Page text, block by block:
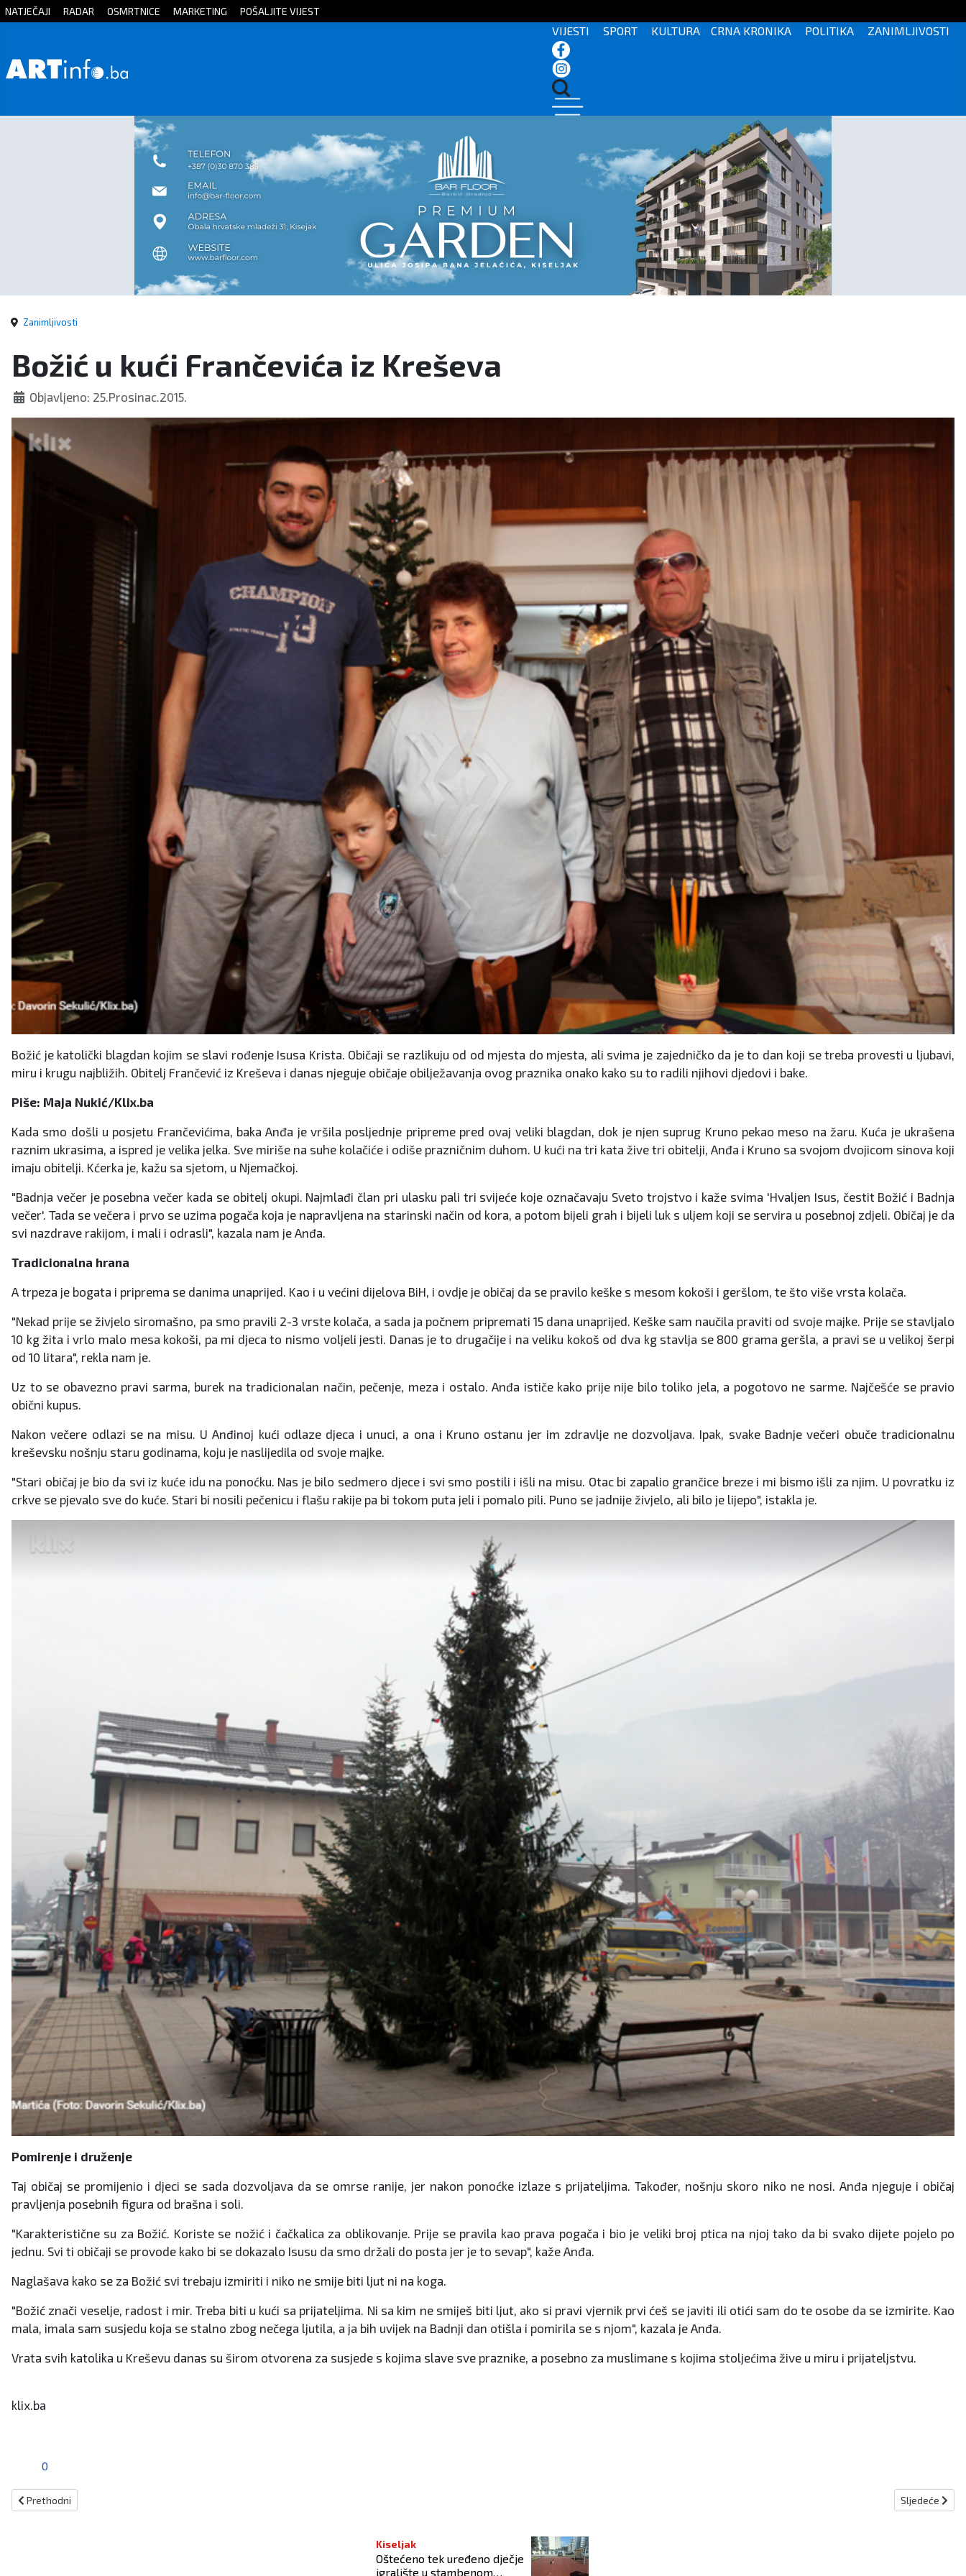
Početna
Zanimljivosti
NATJEČAJI RADAR OSMRTNICE MARKETING POŠALJITE VIJEST
VIJESTI SPORT KULTURA CRNA KRONIKA POLITIKA ZANIMLJIVOSTI
Zanimljivosti
Božić u kući Frančevića iz Kreševa
Objavljeno: 25.Prosinac.2015.
Božić je katolički blagdan kojim se slavi rođenje Isusa Krista. Običaji se razlikuju od od mjesta do mjesta, ali svima je zajedničko da je to dan koji se treba provesti u ljubavi,
miru i krugu najbližih. Obitelj Frančević iz Kreševa i danas njeguje običaje obilježavanja ovog praznika onako kako su to radili njihovi djedovi i bake.
Piše: Maja Nukić/Klix.ba
Kada smo došli u posjetu Frančevićima, baka Anđa je vršila posljednje pripreme pred ovaj veliki blagdan, dok je njen suprug Kruno pekao meso na žaru. Kuća je ukrašena
raznim ukrasima, a ispred je velika jelka. Sve miriše na suhe kolačiće i odiše prazničnim duhom. U kući na tri kata žive tri obitelji, Anđa i Kruno sa svojom dvojicom sinova koji
imaju obitelji. Kćerka je, kažu sa sjetom, u Njemačkoj.
"Badnja večer je posebna večer kada se obitelj okupi. Najmlađi član pri ulasku pali tri svijeće koje označavaju Sveto trojstvo i kaže svima 'Hvaljen Isus, čestit Božić i Badnja
večer'. Tada se večera i prvo se uzima pogača koja je napravljena na starinski način od kora, a potom bijeli grah i bijeli luk s uljem koji se servira u posebnoj zdjeli. Običaj je da
svi nazdrave rakijom, i mali i odrasli", kazala nam je Anđa.
Tradicionalna hrana
A trpeza je bogata i priprema se danima unaprijed. Kao i u većini dijelova BiH, i ovdje je običaj da se pravilo keške s mesom kokoši i geršlom, te što više vrsta kolača.
"Nekad prije se živjelo siromašno, pa smo pravili 2-3 vrste kolača, a sada ja počnem pripremati 15 dana unaprijed. Keške sam naučila praviti od svoje majke. Prije se stavljalo
10 kg žita i vrlo malo mesa kokoši, pa mi djeca to nismo voljeli jesti. Danas je to drugačije i na veliku kokoš od dva kg stavlja se 800 grama geršla, a pravi se u velikoj šerpi
od 10 litara", rekla nam je.
Uz to se obavezno pravi sarma, burek na tradicionalan način, pečenje, meza i ostalo. Anđa ističe kako prije nije bilo toliko jela, a pogotovo ne sarme. Najčešće se pravio
obični kupus.
Nakon večere odlazi se na misu. U Anđinoj kući odlaze djeca i unuci, a ona i Kruno ostanu jer im zdravlje ne dozvoljava. Ipak, svake Badnje večeri obuče tradicionalnu
kreševsku nošnju staru godinama, koju je naslijedila od svoje majke.
"Stari običaj je bio da svi iz kuće idu na ponoćku. Nas je bilo sedmero djece i svi smo postili i išli na misu. Otac bi zapalio grančice breze i mi bismo išli za njim. U povratku iz
crkve se pjevalo sve do kuće. Stari bi nosili pečenicu i flašu rakije pa bi tokom puta jeli i pomalo pili. Puno se jadnije živjelo, ali bilo je lijepo", istakla je.
Pomirenje i druženje
Taj običaj se promijenio i djeci se sada dozvoljava da se omrse ranije, jer nakon ponoćke izlaze s prijateljima. Također, nošnju skoro niko ne nosi. Anđa njeguje i običaj
pravljenja posebnih figura od brašna i soli.
"Karakteristične su za Božić. Koriste se nožić i čačkalica za oblikovanje. Prije se pravila kao prava pogača i bio je veliki broj ptica na njoj tako da bi svako dijete pojelo po
jednu. Svi ti običaji se provode kako bi se dokazalo Isusu da smo držali do posta jer je to sevap", kaže Anđa.
Naglašava kako se za Božić svi trebaju izmiriti i niko ne smije biti ljut ni na koga.
"Božić znači veselje, radost i mir. Treba biti u kući sa prijateljima. Ni sa kim ne smiješ biti ljut, ako si pravi vjernik prvi ćeš se javiti ili otići sam do te osobe da se izmirite. Kao
mala, imala sam susjedu koja se stalno zbog nečega ljutila, a ja bih uvijek na Badnji dan otišla i pomirila se s njom", kazala je Anđa.
Vrata svih katolika u Kreševu danas su širom otvorena za susjede s kojima slave sve praznike, a posebno za muslimane s kojima stoljećima žive u miru i prijateljstvu.
klix.ba
0
Prethodni članak: Gudelj pjesmom razveselio posjetitelje FIS-a
Prethodni Sljedeći
Sljedeće
Kiseljak
Oštećeno tek uređeno dječje
igralište u stambenom